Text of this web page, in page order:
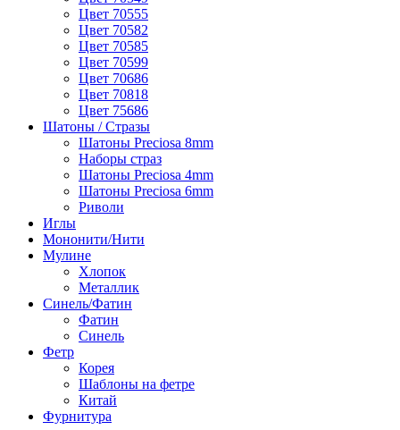
Цвет 70555
Цвет 70582
Цвет 70585
Цвет 70599
Цвет 70686
Цвет 70818
Цвет 75686
Шатоны / Стразы
Шатоны Preciosa 8mm
Наборы страз
Шатоны Preciosa 4mm
Шатоны Preciosa 6mm
Риволи
Иглы
Мононити/Нити
Мулине
Хлопок
Металлик
Синель/Фатин
Фатин
Синель
Фетр
Корея
Шаблоны на фетре
Китай
Фурнитура